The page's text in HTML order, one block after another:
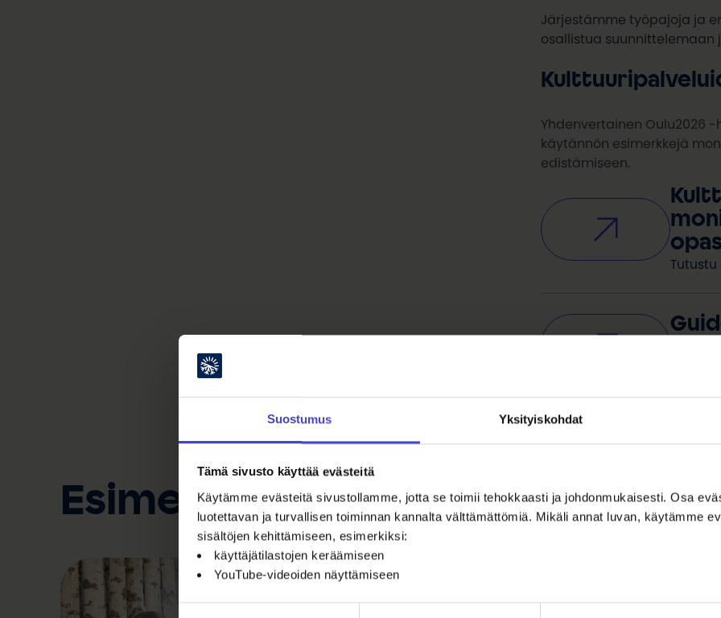
Suostumus Yksityiskohdat
Tämä sivusto käyttää evästeitä
Käytämme evästeitä sivustollamme, jotta se toimii tehokkaasti ja johdonmukaisesti. Osa
luotettavan ja turvallisen toiminnan kannalta välttämättömiä. Mikäli annat luvan, käytämme
sisältöjen kehittämiseen, esimerkiksi:
käyttäjätilastojen keräämiseen
YouTube-videoiden näyttämiseen
Järjestämme työpajoja ja
osallistua suunnittelemaan
Yhdenvertainen Oulu2026
käytännön esimerkkejä
edistämiseen.
opas
Tutustu
Esimerkkejä toiminnastamme